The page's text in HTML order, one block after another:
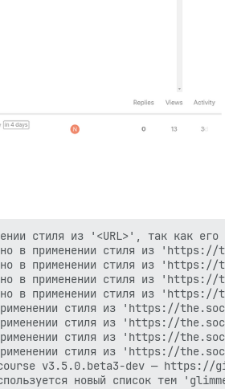
стиля из '<URL>', так как его
в применении стиля из 'https://
в применении стиля из 'https://
в применении стиля из 'https://
в применении стиля из 'https://
стиля из 'https://
стиля из 'https://
стиля из 'https://
стиля из 'https://
v3.5.0.beta3-dev — https://
новый список тем